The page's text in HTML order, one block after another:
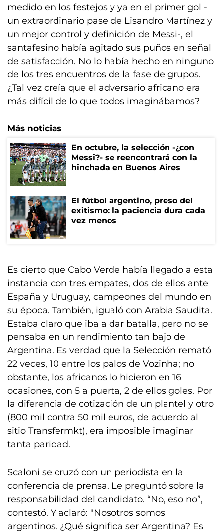
medido en los festejos y ya en el primer gol -
un extraordinario pase de Lisandro Martínez y
un mejor control y definición de Messi-, el
santafesino había agitado sus puños en señal
de satisfacción. No lo había hecho en ninguno
de los tres encuentros de la fase de grupos.
¿Tal vez creía que el adversario africano era
más difícil de lo que todos imaginábamos?
Más noticias
En octubre, la selección -¿con
Messi?- se reencontrará con la
hinchada en Buenos Aires
El fútbol argentino, preso del
exitismo: la paciencia dura cada
vez menos
Es cierto que Cabo Verde había llegado a esta
instancia con tres empates, dos de ellos ante
España y Uruguay, campeones del mundo en
su época. También, igualó con Arabia Saudita.
Estaba claro que iba a dar batalla, pero no se
pensaba en un rendimiento tan bajo de
Argentina. Es verdad que la Selección remató
22 veces, 10 entre los palos de Vozinha; no
obstante, los africanos lo hicieron en 16
ocasiones, con 5 a puerta, 2 de ellos goles. Por
la diferencia de cotización de un plantel y otro
(800 mil contra 50 mil euros, de acuerdo al
sitio Transfermkt), era imposible imaginar
tanta paridad.
Scaloni se cruzó con un periodista en la
conferencia de prensa. Le preguntó sobre la
responsabilidad del candidato. “No, eso no”,
contestó. Y aclaró: "Nosotros somos
argentinos. ¿Qué significa ser Argentina? Es